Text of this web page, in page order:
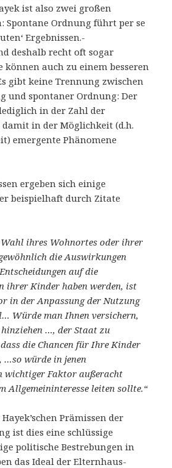
ist also zwei großen
Spontane Ordnung führt per se
Ergebnissen.-
deshalb recht oft sogar
können auch zu einem besseren
gibt keine Trennung zwischen
und spontaner Ordnung: Der
in der Zahl der
in der Möglichkeit (d.h.
emergente Phänomene
ergeben sich einige
beispielhaft durch Zitate
ihres Wohnortes oder ihrer
die Auswirkungen
auf die
ihrer Kinder haben werden, ist
in der Anpassung der Nutzung
Würde man Ihnen versichern,
…, der Staat zu
die Chancen für Ihre Kinder
…so würde in jenen
wichtiger Faktor außeracht
Allgemeininteresse leiten sollte.“
Prämissen der
ist dies eine schlüssige
politische Bestrebungen in
das Ideal der Elternhaus-